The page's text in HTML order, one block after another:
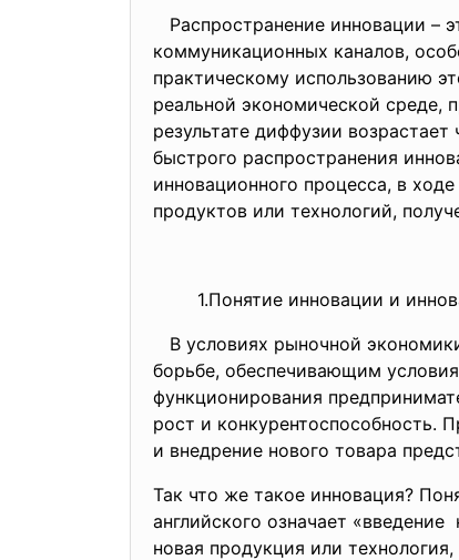
Распространение инновации –
коммуникационных каналов,
практическому использованию
реальной экономической среде,
результате диффузии
быстрого распространения
инновационного процесса, в
продуктов или технологий,
1.Понятие инновации и
В условиях рыночной
борьбе, обеспечивающим
функционирования
рост и конкурентоспособность.
и внедрение нового товара
Так что же такое инновация?
английского означает
новая продукция или